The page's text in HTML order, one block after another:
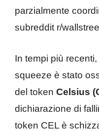
parzialmente
subreddit r/
In tempi più
squeeze è stato
del token Celsius
dichiarazione di
token CEL è